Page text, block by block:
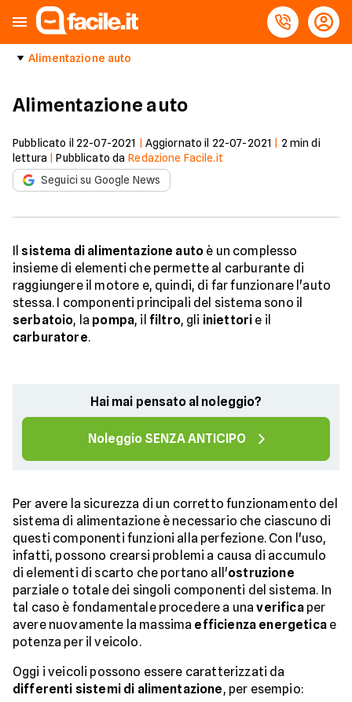
Alimentazione auto
Alimentazione auto
Pubblicato il 22-07-2021 Aggiornato il 22-07-2021 2 min di
lettura |Pubblicato da Redazione Facile.it
Seguici su Google News
Il sistema di alimentazione auto è un complesso
insieme di elementi che permette al carburante di
raggiungere il motore e, quindi, di far funzionare l'auto
stessa. I componenti principali del sistema sono il
serbatoio, la pompa, il filtro, gli iniettori e il
carburatore.
Hai mai pensato al noleggio?
Noleggio SENZA ANTICIPO
Per avere la sicurezza di un corretto funzionamento del
sistema di alimentazione è necessario che ciascuno di
questi componenti funzioni alla perfezione. Con l'uso,
infatti, possono crearsi problemi a causa di accumulo
di elementi di scarto che portano all'ostruzione
parziale o totale dei singoli componenti del sistema. In
tal caso è fondamentale procedere a unaverificaper
avere nuovamente la massima efficienza energeticae
potenza per il veicolo.
Oggi i veicoli possono essere caratterizzati da
differenti sistemi di alimentazione, per esempio: